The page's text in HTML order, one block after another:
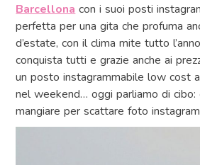
Barcellona con i suoi posti
perfetta per una gita che profuma
d’estate, con il clima mite tutto
conquista tutti e grazie anche ai
un posto instagrammabile low cost
nel weekend… oggi parliamo di cibo:
mangiare per scattare foto